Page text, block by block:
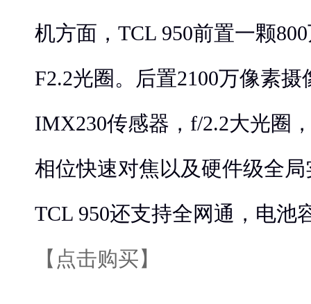
机方面，TCL 950前置一颗
F2.2光圈。后置2100万像素
IMX230传感器，f/2.2大光圈
相位快速对焦以及硬件级全
TCL 950还支持全网通，电池
【点击购买】